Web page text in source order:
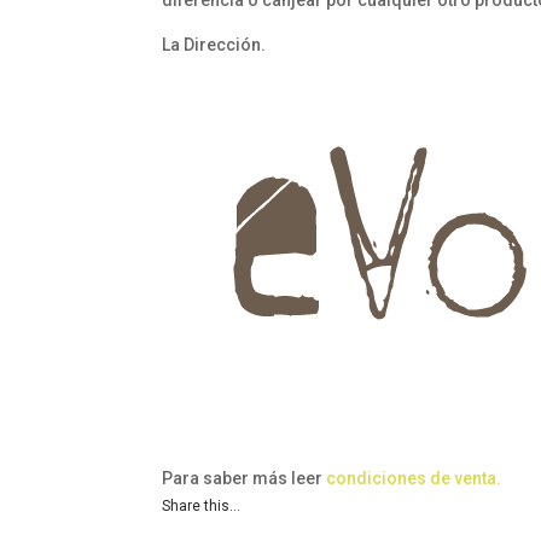
La Dirección.
Para saber más leer condiciones de venta.
Share this...